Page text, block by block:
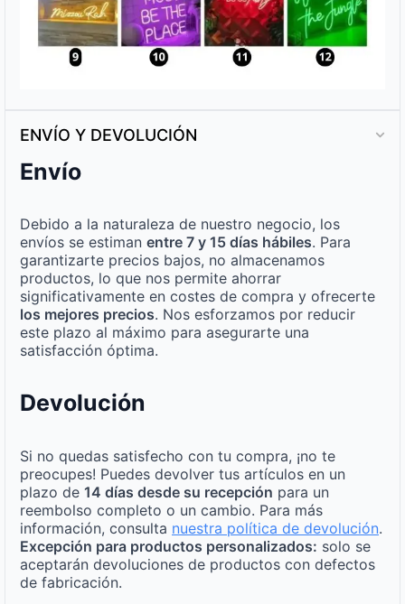
ENVÍO Y DEVOLUCIÓN
Envío
Debido a la naturaleza de nuestro negocio, los
envíos se estiman entre 7 y 15 días hábiles. Para
garantizarte precios bajos, no almacenamos
productos, lo que nos permite ahorrar
significativamente en costes de compra y ofrecerte
los mejores precios. Nos esforzamos por reducir
este plazo al máximo para asegurarte una
satisfacción óptima.
Devolución
Si no quedas satisfecho con tu compra, ¡no te
preocupes! Puedes devolver tus artículos en un
plazo de 14 días desde su recepción para un
reembolso completo o un cambio. Para más
información, consulta nuestra política de devolución.
Excepción para productos personalizados: solo se
aceptarán devoluciones de productos con defectos
de fabricación.